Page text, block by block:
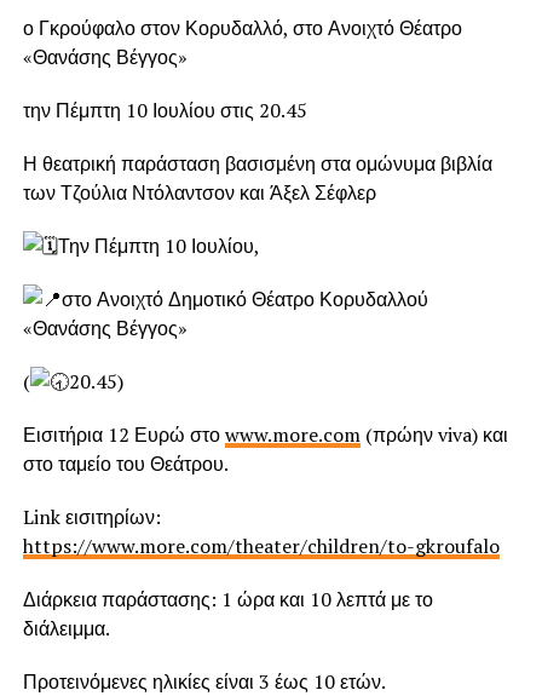
ο Γκρούφαλο στον Κορυδαλλό, στο Ανοιχτό Θέατρο
«Θανάσης Βέγγος»
την Πέμπτη 10 Ιουλίου στις 20.45
Η θεατρική παράσταση βασισμένη στα ομώνυμα βιβλία
των Τζούλια Ντόλαντσον και Άξελ Σέφλερ
Την Πέμπτη 10 Ιουλίου,
στο Ανοιχτό Δημοτικό Θέατρο Κορυδαλλού
«Θανάσης Βέγγος»
(
20.45)
Εισιτήρια 12 Ευρώ στοwww.more.com(πρώην viva) και
στο ταμείο του Θεάτρου.
Link εισιτηρίων:
https://www.more.com/theater/children/to-gkroufalo
Διάρκεια παράστασης: 1 ώρα και 10 λεπτά με το
διάλειμμα.
Προτεινόμενες ηλικίες είναι 3 έως 10 ετών.